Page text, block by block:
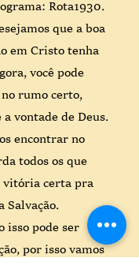
Rota1930.
que a boa
em Cristo tenha
você pode
rumo certo,
vontade de Deus.
encontrar no
todos os que
vitória certa pra
Salvação.
isso pode ser
por isso vamos